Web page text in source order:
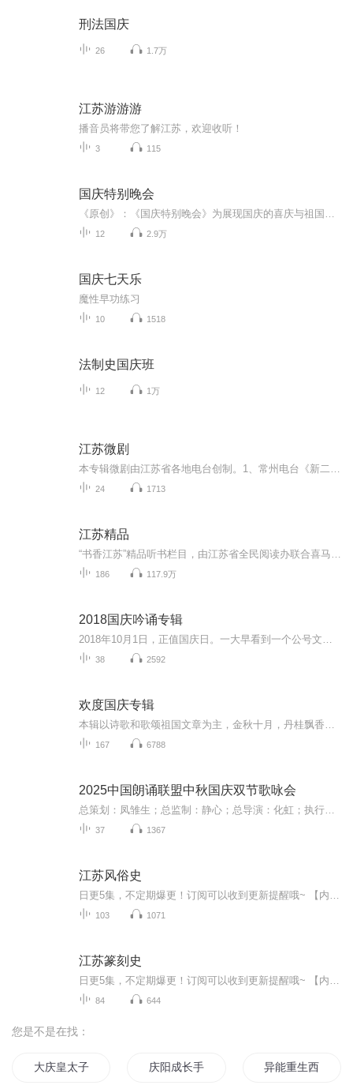
刑法国庆
26 1.7万
江苏游游游
播音员将带您了解江苏，欢迎收听！
3 115
国庆特别晚会
12 2.9万
国庆七天乐
魔性早功练习
10 1518
法制史国庆班
12 1万
江苏微剧
24 1713
江苏精品
186 117.9万
2018国庆吟诵专辑
38 2592
欢度国庆专辑
167 6788
2025中国朗诵联盟中秋国庆双节歌咏会
37 1367
江苏风俗史
103 1071
江苏篆刻史
84 644
您是不是在找：
大庆皇太子 庆阳成长手札 异能重生西门庆